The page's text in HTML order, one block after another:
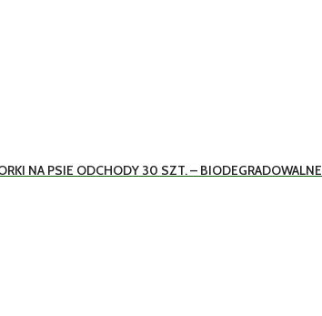
NA PSIE ODCHODY 30 SZT. – BIODEGRADOWALNE